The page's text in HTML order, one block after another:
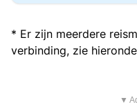
* Er zijn meerdere
verbinding, zie
▼